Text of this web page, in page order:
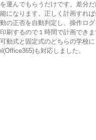
運んでもらうだけです。差分
になります。正しく計画すれ
の正否を自動判定し、操作ロ
刷するので１時間で計画できま
動式と固定式のどちらの学校に
も対応しました。